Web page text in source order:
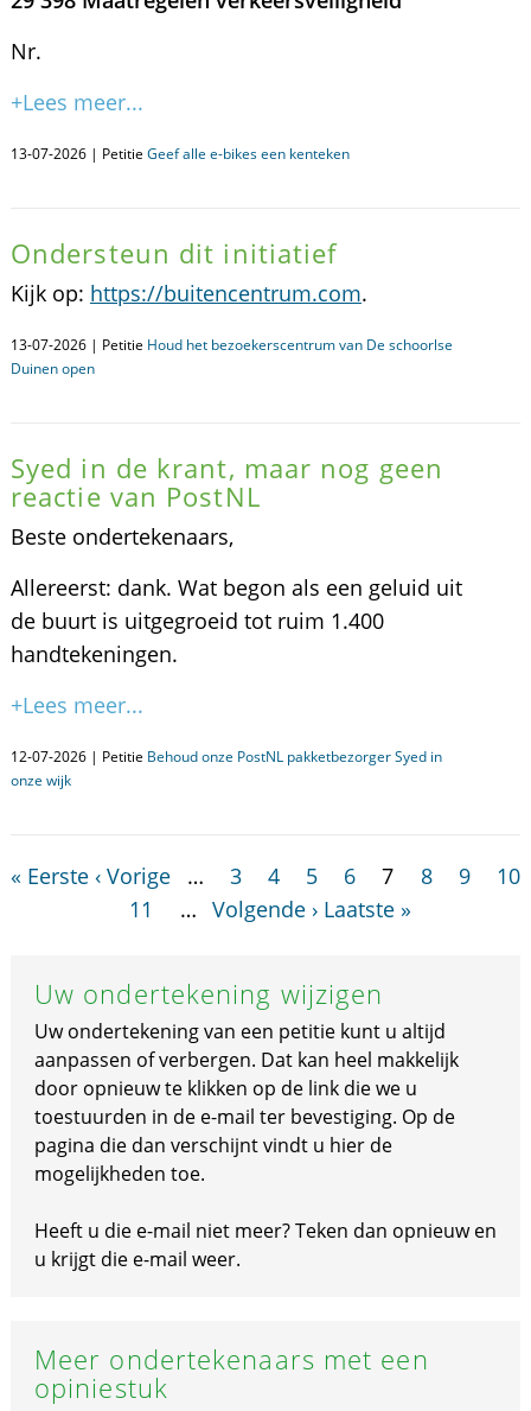
Nr.
+Lees meer...
13-07-2026 | Petitie Geef alle e-bikes een kenteken
Ondersteun dit initiatief
Kijk op: https://buitencentrum.com.
13-07-2026 | Petitie Houd het bezoekerscentrum van De schoorlse
Duinen open
Syed in de krant, maar nog geen
reactie van PostNL
Beste ondertekenaars,
Allereerst: dank. Wat begon als een geluid uit
de buurt is uitgegroeid tot ruim 1.400
handtekeningen.
+Lees meer...
12-07-2026 | Petitie Behoud onze PostNL pakketbezorger Syed in
onze wijk
« Eerste ‹ Vorige … 3 4 5 6 7 8 9
10
11
… Volgende › Laatste »
Uw ondertekening wijzigen
Uw ondertekening van een petitie kunt u altijd
aanpassen of verbergen. Dat kan heel makkelijk
door opnieuw te klikken op de link die we u
toestuurden in de e-mail ter bevestiging. Op de
pagina die dan verschijnt vindt u hier de
mogelijkheden toe.
Heeft u die e-mail niet meer? Teken dan opnieuw en
u krijgt die e-mail weer.
Meer ondertekenaars met een
opiniestuk